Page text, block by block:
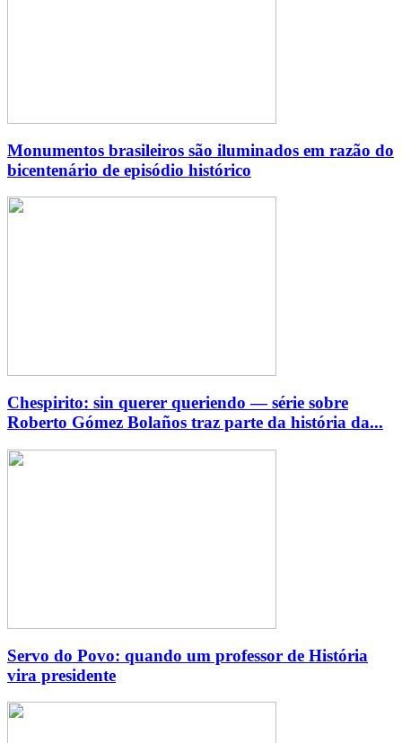
Monumentos brasileiros são iluminados em razão do
bicentenário de episódio histórico
Chespirito: sin querer queriendo — série sobre
Roberto Gómez Bolaños traz parte da história da...
Servo do Povo: quando um professor de História
vira presidente